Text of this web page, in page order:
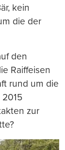
kein
die der
den
Raiffeisen
rund um die
2015
zur